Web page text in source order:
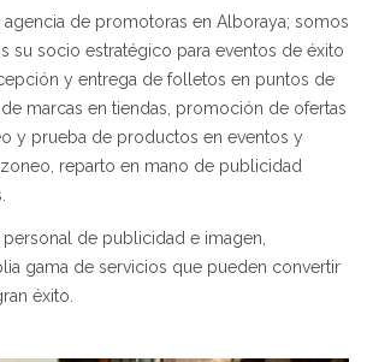
de promotoras en Alboraya; somos
su socio estratégico para eventos de éxito
y entrega de folletos en puntos de
marcas en tiendas, promoción de ofertas
y prueba de productos en eventos y
reparto en mano de publicidad
de publicidad e imagen,
gama de servicios que pueden convertir
éxito.